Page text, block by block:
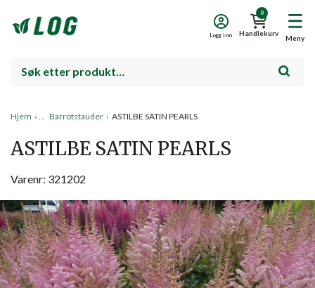
Meny
0
Handlekurv
Logg inn
Hjem › Barrotstauder › ASTILBE SATIN PEARLS
ASTILBE SATIN PEARLS
Varenr: 321202